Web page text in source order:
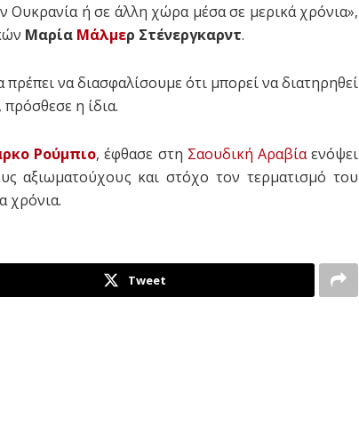
Ουκρανία ή σε άλλη χώρα μέσα σε μερικά χρόνια»,
Μαρία Μάλμερ Στένεργκαρντ.
να διασφαλίσουμε ότι μπορεί να διατηρηθεί
η ίδια.
Ρούμπιο, έφθασε στη Σαουδική Αραβίαενόψει
αξιωματούχους και στόχο τον τερματισμό του
χρόνια.
Tweet